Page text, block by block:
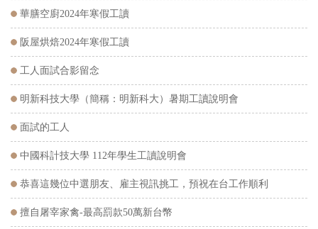
華膳空廚2024年寒假工讀
阪屋烘焙2024年寒假工讀
工人面試合影留念
明新科技大學（簡稱：明新科大）暑期工讀說明會
面試的工人
中國科計技大學 112年學生工讀說明會
恭喜這幾位中選朋友、雇主視訊挑工，預祝在台工作順利
擅自屠宰家禽-最高罰款50萬新台幣